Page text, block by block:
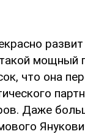
мощный
что она
Даже